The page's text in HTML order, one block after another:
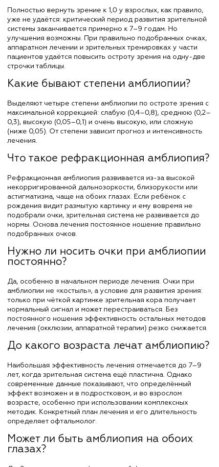
Полностью вернуть зрение к 1,0 у взрослых, как правило,
уже не удаётся: критический период развития зрительной
системы заканчивается примерно к 7–9 годам. Но
улучшения возможны. При правильно подобранных очках,
аппаратном лечении и зрительных тренировках у части
пациентов удаётся повысить остроту зрения на одну-две
строчки таблицы.
Какие бывают степени амблиопии?
Выделяют четыре степени амблиопии по остроте зрения с
максимальной коррекцией: слабую (0,4–0,8), среднюю (0,2–
0,3), высокую (0,05–0,1) и очень высокую, или сложную
(ниже 0,05). От степени зависит прогноз и интенсивность
лечения.
Что такое рефракционная амблиопия?
Рефракционная амблиопия развивается из-за высокой
некорригированной дальнозоркости, близорукости или
астигматизма, чаще на обоих глазах. Если ребёнок с
рождения видит размытую картинку и ему вовремя не
подобрали очки, зрительная система не развивается до
нормы. Основа лечения постоянное ношение правильно
подобранных очков.
Нужно ли носить очки при амблиопии
постоянно?
Да, особенно в начальном периоде лечения. Очки при
амблиопии не «костыль», а условие для развития зрения:
только при чёткой картинке зрительная кора получает
нормальный сигнал и может перестраиваться. Без
постоянного ношения эффективность остальных методов
лечения (окклюзии, аппаратной терапии) резко снижается.
До какого возраста лечат амблиопию?
Наибольшая эффективность лечения отмечается до 7–9
лет, когда зрительная система ещё пластична. Однако
современные данные показывают, что определённый
эффект возможен и в подростковом, и во взрослом
возрасте, особенно при использовании комплексных
методик. Конкретный план лечения и его длительность
определяет офтальмолог.
Может ли быть амблиопия на обоих
глазах?